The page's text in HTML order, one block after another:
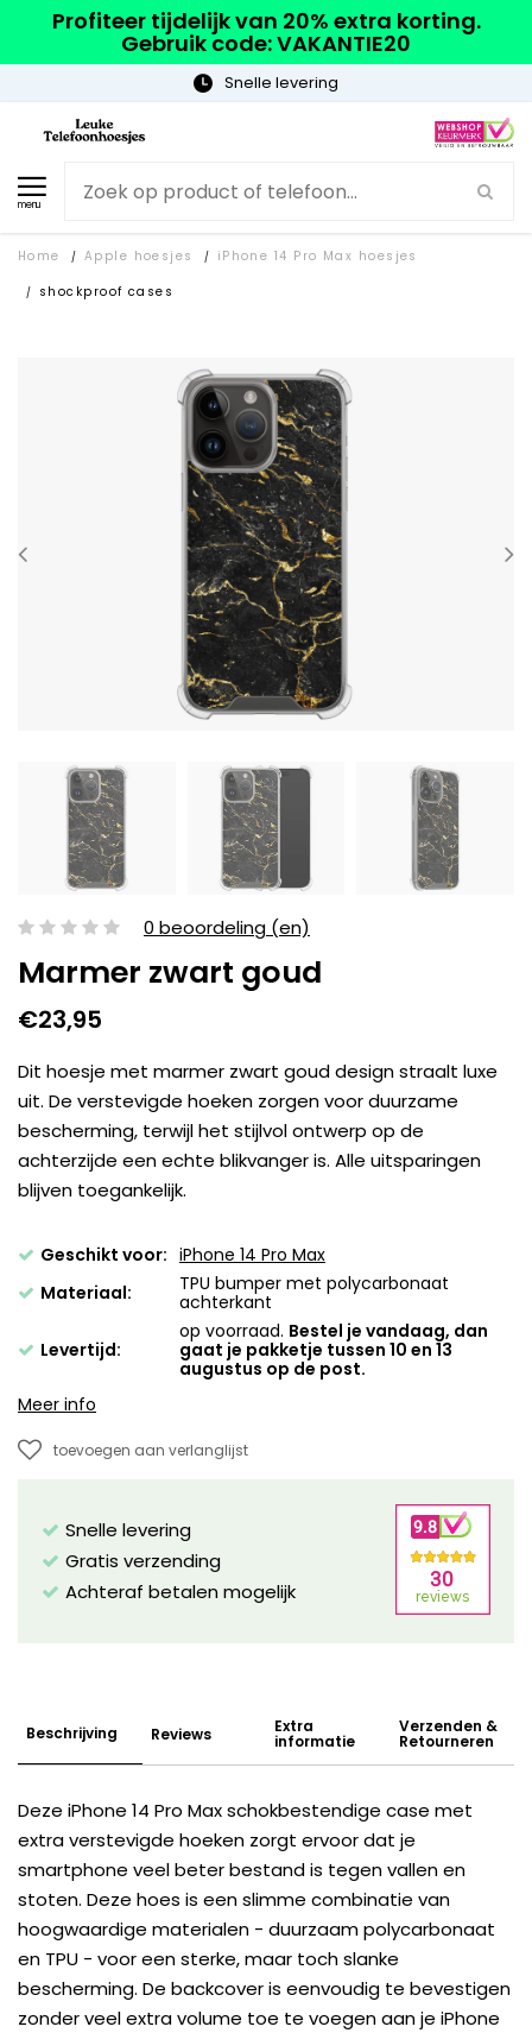
Profiteer tijdelijk van 20% extra korting.
Gebruik code: VAKANTIE20
Gratis verzending
menu
Home / Apple hoesjes / iPhone 14 Pro Max hoesjes
/ shockproof cases
0 beoordeling (en)
Marmer zwart goud
€23,95
Dit hoesje met marmer zwart goud design straalt luxe
uit. De verstevigde hoeken zorgen voor duurzame
bescherming, terwijl het stijlvol ontwerp op de
achterzijde een echte blikvanger is. Alle uitsparingen
blijven toegankelijk.
Geschikt voor: iPhone 14 Pro Max
Materiaal:
TPU bumper met polycarbonaat
achterkant
Levertijd:
op voorraad. Bestel je vandaag, dan
gaat je pakketje tussen 10 en 13
augustus op de post.
Meer info
toevoegen aan verlanglijst
Snelle levering
Gratis verzending
Achteraf betalen mogelijk
Beschrijving Reviews Extra
informatie
Verzenden &
Retourneren
Deze iPhone 14 Pro Max schokbestendige case met
extra verstevigde hoeken zorgt ervoor dat je
smartphone veel beter bestand is tegen vallen en
stoten. Deze hoes is een slimme combinatie van
hoogwaardige materialen - duurzaam polycarbonaat
en TPU - voor een sterke, maar toch slanke
bescherming. De backcover is eenvoudig te bevestigen
zonder veel extra volume toe te voegen aan je iPhone